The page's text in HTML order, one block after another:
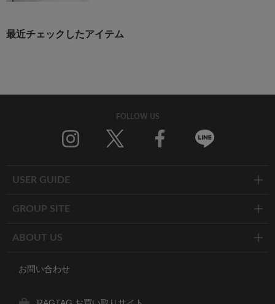
最近チェックしたアイテム
FOLLOW US
USER GUIDE
GROUP SITE
ABOUT US
お問い合わせ